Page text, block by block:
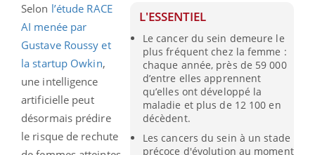
L'ESSENTIEL
Le cancer du sein demeure le
plus fréquent chez la femme :
chaque année, près de 59 000
d’entre elles apprennent
qu’elles ont développé la
maladie et plus de 12 100 en
décèdent.
Les cancers du sein à un stade
précoce d'évolution au moment
Selon l’étude RACE
AI menée par
Gustave Roussy et
la startup Owkin,
une intelligence
artificielle peut
désormais prédire
le risque de rechute